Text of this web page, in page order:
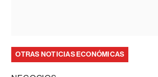
OTRAS NOTICIAS ECONÓMICAS